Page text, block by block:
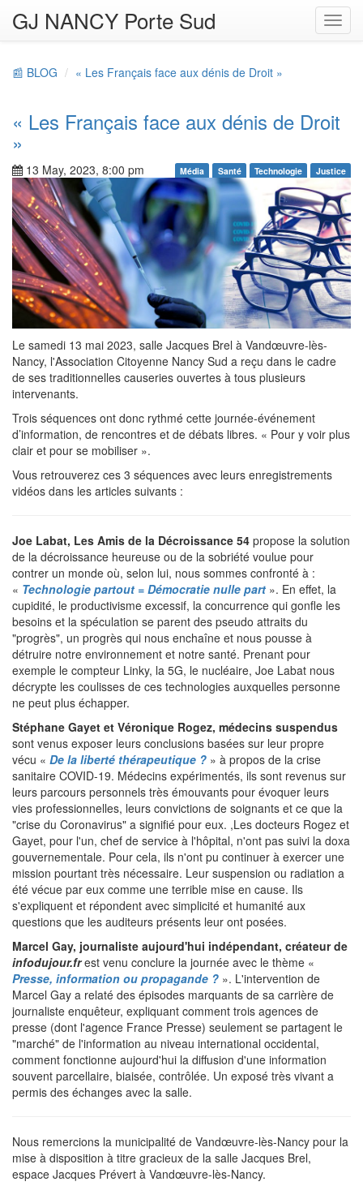
GJ NANCY Porte Sud
📰 BLOG « Les Français face aux dénis de Droit »
« Les Français face aux dénis de Droit
»
13 May, 2023, 8:00 pm Média Santé Technologie Justice
Le samedi 13 mai 2023, salle Jacques Brel à Vandœuvre-lès-
Nancy, l'Association Citoyenne Nancy Sud a reçu dans le cadre
de ses traditionnelles causeries ouvertes à tous plusieurs
intervenants.
Trois séquences ont donc rythmé cette journée-événement
d’information, de rencontres et de débats libres. « Pour y voir plus
clair et pour se mobiliser ».
Vous retrouverez ces 3 séquences avec leurs enregistrements
vidéos dans les articles suivants :
Joe Labat, Les Amis de la Décroissance 54 propose la solution
de la décroissance heureuse ou de la sobriété voulue pour
contrer un monde où, selon lui, nous sommes confronté à :
« Technologie partout = Démocratie nulle part ». En effet, la
cupidité, le productivisme excessif, la concurrence qui gonfle les
besoins et la spéculation se parent des pseudo attraits du
"progrès", un progrès qui nous enchaîne et nous pousse à
détruire notre environnement et notre santé. Prenant pour
exemple le compteur Linky, la 5G, le nucléaire, Joe Labat nous
décrypte les coulisses de ces technologies auxquelles personne
ne peut plus échapper.
Stéphane Gayet et Véronique Rogez, médecins suspendus
sont venus exposer leurs conclusions basées sur leur propre
vécu « De la liberté thérapeutique ? » à propos de la crise
sanitaire COVID-19. Médecins expérimentés, ils sont revenus sur
leurs parcours personnels très émouvants pour évoquer leurs
vies professionnelles, leurs convictions de soignants et ce que la
"crise du Coronavirus" a signifié pour eux. ,Les docteurs Rogez et
Gayet, pour l'un, chef de service à l'hôpital, n'ont pas suivi la doxa
gouvernementale. Pour cela, ils n'ont pu continuer à exercer une
mission pourtant très nécessaire. Leur suspension ou radiation a
été vécue par eux comme une terrible mise en cause. Ils
s'expliquent et répondent avec simplicité et humanité aux
questions que les auditeurs présents leur ont posées.
Marcel Gay, journaliste aujourd'hui indépendant, créateur de
infodujour.frest venu conclure la journée avec le thème «
Presse, information ou propagande ? ». L'intervention de
Marcel Gay a relaté des épisodes marquants de sa carrière de
journaliste enquêteur, expliquant comment trois agences de
presse (dont l'agence France Presse) seulement se partagent le
"marché" de l'information au niveau international occidental,
comment fonctionne aujourd'hui la diffusion d'une information
souvent parcellaire, biaisée, contrôlée. Un exposé très vivant a
permis des échanges avec la salle.
Nous remercions la municipalité de Vandœuvre-lès-Nancy pour la
mise à disposition à titre gracieux de la salle Jacques Brel,
espace Jacques Prévert à Vandœuvre-lès-Nancy.